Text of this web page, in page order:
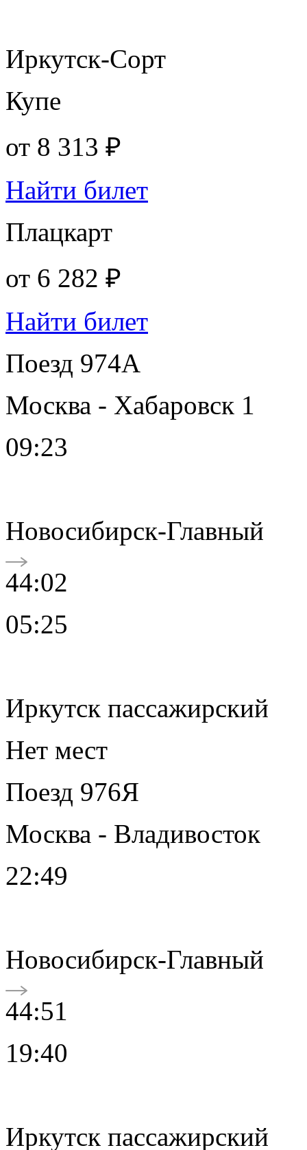
Иркутск-Сорт
Купе
от 8 313 ₽
Найти билет
Плацкарт
от 6 282 ₽
Найти билет
Поезд 974А
Москва - Хабаровск 1
09:23
Новосибирск-Главный
44:02
05:25
Иркутск пассажирский
Нет мест
Поезд 976Я
Москва - Владивосток
22:49
Новосибирск-Главный
44:51
19:40
Иркутск пассажирский